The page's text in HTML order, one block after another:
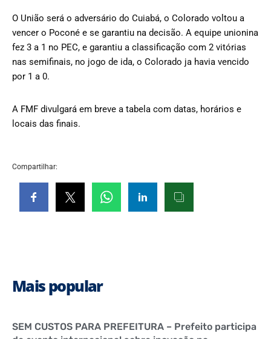
O União será o adversário do Cuiabá, o Colorado voltou a
vencer o Poconé e se garantiu na decisão. A equipe unionina
fez 3 a 1 no PEC, e garantiu a classificação com 2 vitórias
nas semifinais, no jogo de ida, o Colorado ja havia vencido
por 1 a 0.
A FMF divulgará em breve a tabela com datas, horários e
locais das finais.
Compartilhar:
Mais popular
SEM CUSTOS PARA PREFEITURA – Prefeito participa